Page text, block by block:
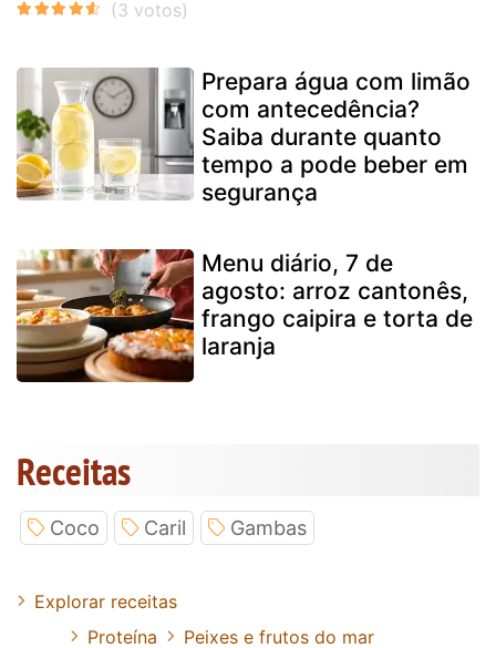
Prepara água com limão
com antecedência?
Saiba durante quanto
tempo a pode beber em
segurança
Menu diário, 7 de
agosto: arroz cantonês,
frango caipira e torta de
laranja
Receitas
Coco Caril Gambas
Explorar receitas
Proteína
Peixes e frutos do mar